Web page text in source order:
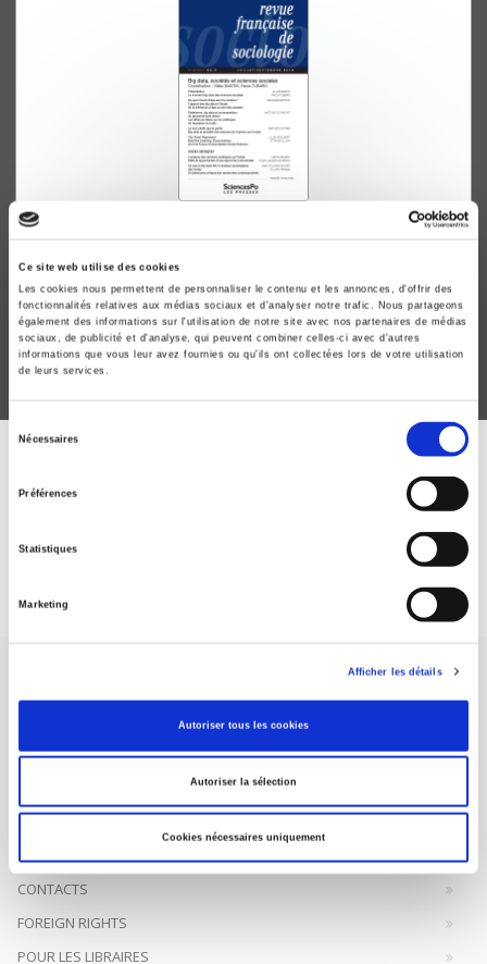
Ce site web utilise des cookies
Les cookies nous permettent de personnaliser le contenu et les annonces, d'offrir des
fonctionnalités relatives aux médias sociaux et d'analyser notre trafic. Nous partageons
également des informations sur l'utilisation de notre site avec nos partenaires de médias
sociaux, de publicité et d'analyse, qui peuvent combiner celles-ci avec d'autres
informations que vous leur avez fournies ou qu'ils ont collectées lors de votre utilisation
de leurs services.
Sélection
Nécessaires
Préférences
Statistiques
Marketing
Afficher les détails
Autoriser tous les cookies
Autoriser la sélection
Cookies nécessaires uniquement
Revue française de sociologie 59-3, juillet-
Big data, sociétés et sciences sociales
Gilles Bastin, Paola Tubaro
ABONNEZ-VOUS À NOS
Maison d'édition dédiée aux sciences humaines et sociales, les
à la transmission des savoirs et des idéescontinuer
CONTACTS
FOREIGN RIGHTS
POUR LES LIBRAIRES